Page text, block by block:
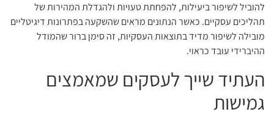
להוביל לשיפור ביעילות, להפחתת טעויות ולהגדלת המהירות של
תהליכים עסקיים. כאשר הנתונים מראים שהשקעה בפתרונות דיגיטליים
מובילה לשיפור מדיד בתוצאות העסקיות, זה סימן ברור שהמודל
ההיברידי עובד כראוי.
העתיד שייך לעסקים שמאמצים
גמישות